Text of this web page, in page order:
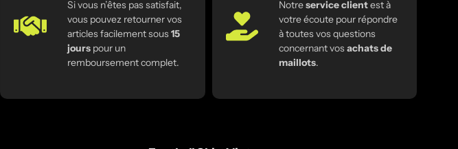
Si vous n’êtes pas satisfait,
vous pouvez retourner vos
articles facilement sous15
jourspour un
remboursement complet.
Notreservice clientest à
votre écoute pour répondre
à toutes vos questions
concernant vosachats de
maillots.